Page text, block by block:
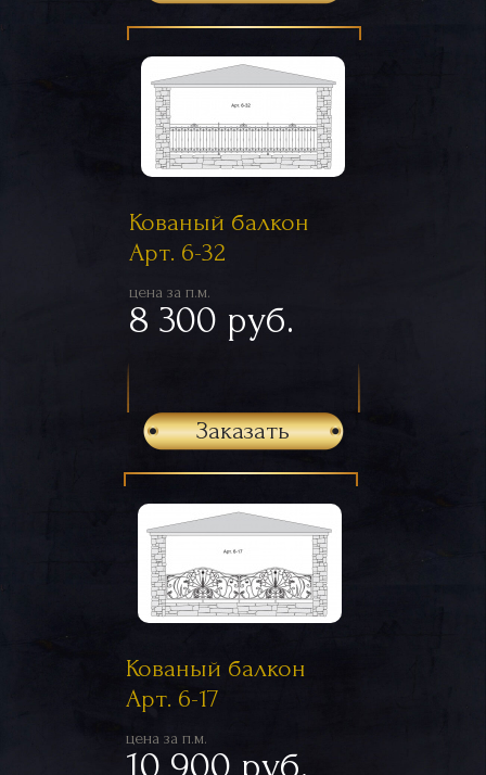
Кованый балкон
Арт. 6-32
цена за п.м.
8 300 руб.
Заказать
Кованый балкон
Арт. 6-17
цена за п.м.
10 900 руб.